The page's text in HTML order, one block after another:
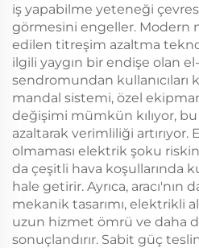
iş yapabilme yeteneği
görmesini engeller. Modern
edilen titreşim azaltma
ilgili yaygın bir endişe olan
sendromundan kullanıcıları
mandal sistemi, özel
değişimi mümkün kılıyor, bu
azaltarak verimliliği artırıyor.
olmaması elektrik şoku
da çeşitli hava koşullarında
hale getirir. Ayrıca, aracı'nın
mekanik tasarımı, elektrikli
uzun hizmet ömrü ve daha
sonuçlandırır. Sabit güç